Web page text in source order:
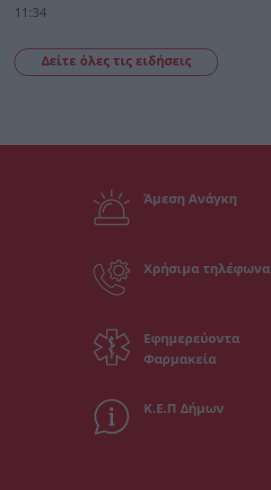
11:34
Δείτε όλες τις ειδήσεις
Άμεση Ανάγκη
Χρήσιμα τηλέφωνα
Εφημερεύοντα
Φαρμακεία
Κ.Ε.Π Δήμων